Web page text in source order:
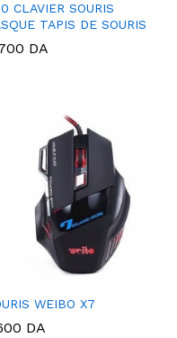
CLAVIER SOURIS
TAPIS DE SOURIS
DA
WEIBO X7
DA